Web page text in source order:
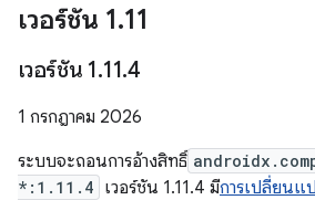
เวอร์ชัน 1.11
เวอร์ชัน 1.11.4
1 กรกฎาคม 2026
ระบบจะถอนการอ้างสิทธิ์
*:1.11.4 เวอร์ชัน 1.11.4 มีการเปลี่ยนแ